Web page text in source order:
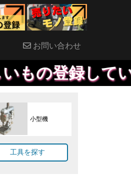
お問い合わせ
ていただけれ
小型機
工具を探す